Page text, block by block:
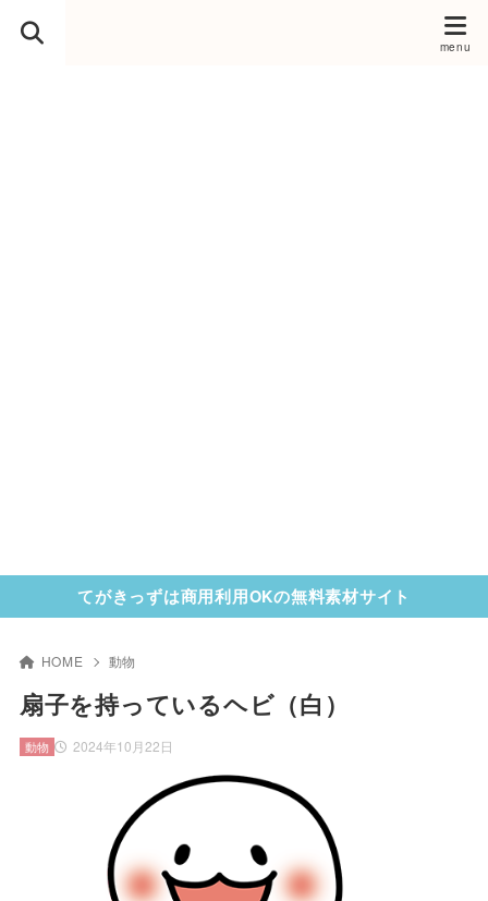
てがきっずは商用利用OKの無料素材サイト
HOME 動物
扇子を持っているヘビ（白）
2024年10月22日
動物